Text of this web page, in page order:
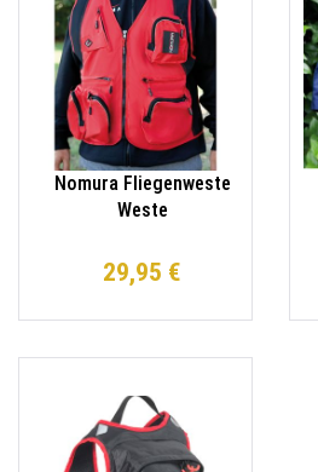
Nomura Fliegenweste
Weste
29,95 €